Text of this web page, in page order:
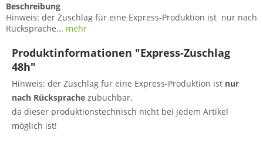
Beschreibung
Hinweis: der Zuschlag für eine Express-Produktion ist nur nach
Rücksprache... mehr
Produktinformationen "Express-Zuschlag
48h"
Hinweis: der Zuschlag für eine Express-Produktion ist nur
nach Rücksprache zubuchbar,
da dieser produktionstechnisch nicht bei jedem Artikel
möglich ist!